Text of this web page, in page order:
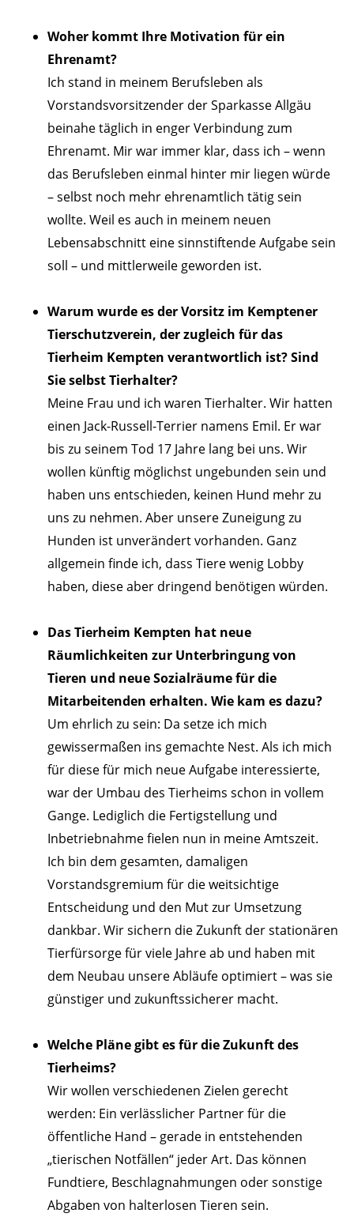
Woher kommt Ihre Motivation für ein
Ehrenamt?
Ich stand in meinem Berufsleben als
Vorstandsvorsitzender der Sparkasse Allgäu
beinahe täglich in enger Verbindung zum
Ehrenamt. Mir war immer klar, dass ich – wenn
das Berufsleben einmal hinter mir liegen würde
– selbst noch mehr ehrenamtlich tätig sein
wollte. Weil es auch in meinem neuen
Lebensabschnitt eine sinnstiftende Aufgabe sein
soll – und mittlerweile geworden ist.
Warum wurde es der Vorsitz im Kemptener
Tierschutzverein, der zugleich für das
Tierheim Kempten verantwortlich ist? Sind
Sie selbst Tierhalter?
Meine Frau und ich waren Tierhalter. Wir hatten
einen Jack-Russell-Terrier namens Emil. Er war
bis zu seinem Tod 17 Jahre lang bei uns. Wir
wollen künftig möglichst ungebunden sein und
haben uns entschieden, keinen Hund mehr zu
uns zu nehmen. Aber unsere Zuneigung zu
Hunden ist unverändert vorhanden. Ganz
allgemein finde ich, dass Tiere wenig Lobby
haben, diese aber dringend benötigen würden.
Das Tierheim Kempten hat neue
Räumlichkeiten zur Unterbringung von
Tieren und neue Sozialräume für die
Mitarbeitenden erhalten. Wie kam es dazu?
Um ehrlich zu sein: Da setze ich mich
gewissermaßen ins gemachte Nest. Als ich mich
für diese für mich neue Aufgabe interessierte,
war der Umbau des Tierheims schon in vollem
Gange. Lediglich die Fertigstellung und
Inbetriebnahme fielen nun in meine Amtszeit.
Ich bin dem gesamten, damaligen
Vorstandsgremium für die weitsichtige
Entscheidung und den Mut zur Umsetzung
dankbar. Wir sichern die Zukunft der stationären
Tierfürsorge für viele Jahre ab und haben mit
dem Neubau unsere Abläufe optimiert – was sie
günstiger und zukunftssicherer macht.
Welche Pläne gibt es für die Zukunft des
Tierheims?
Wir wollen verschiedenen Zielen gerecht
werden: Ein verlässlicher Partner für die
öffentliche Hand – gerade in entstehenden
„tierischen Notfällen“ jeder Art. Das können
Fundtiere, Beschlagnahmungen oder sonstige
Abgaben von halterlosen Tieren sein.